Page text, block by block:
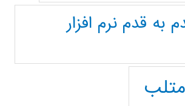
به قدم نرم افزار